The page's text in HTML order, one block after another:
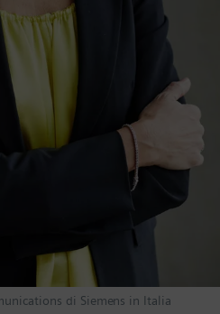
di Siemens in Italia